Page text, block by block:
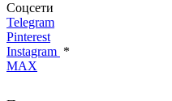
Соцсети
Telegram
Pinterest
Instagram *
MAX